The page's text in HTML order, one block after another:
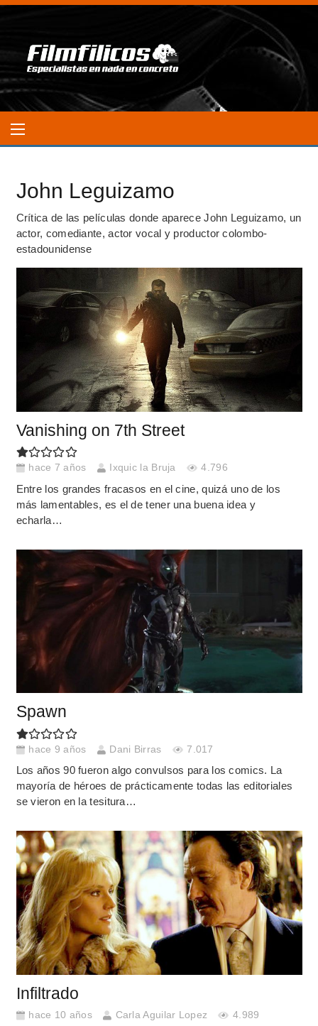
John Leguizamo
Crítica de las películas donde aparece John Leguizamo, un
actor, comediante, actor vocal y productor colombo-
estadounidense
Vanishing on 7th Street
hace 7 años Ixquic la Bruja 4.796
Entre los grandes fracasos en el cine, quizá uno de los
más lamentables, es el de tener una buena idea y
echarla…
Spawn
hace 9 años Dani Birras 7.017
Los años 90 fueron algo convulsos para los comics. La
mayoría de héroes de prácticamente todas las editoriales
se vieron en la tesitura…
Infiltrado
hace 10 años Carla Aguilar Lopez 4.989